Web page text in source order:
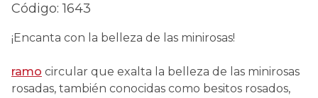
Código:1643
¡Encanta con la belleza de las minirosas!
ramo circular que exalta la belleza de las minirosas
rosadas, también conocidas como besitos rosados,